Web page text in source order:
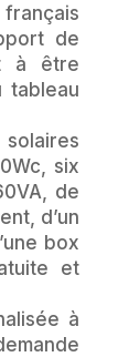
de
à être
tableau
six
de
d’un
box
et
à